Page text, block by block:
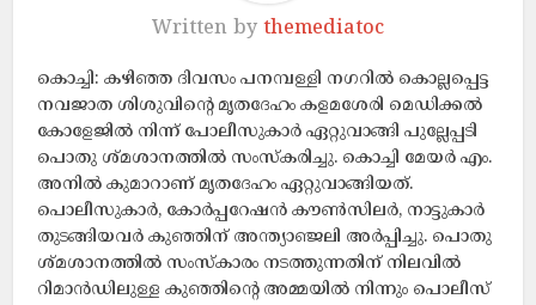
Written by themediatoc
കൊച്ചി: കഴിഞ്ഞ ദിവസം പനമ്പള്ളി നഗറിൽ കൊല്ലപ്പെട്ട
നവജാത ശിശുവിന്റെ മൃതദേഹം കളമശേരി മെഡിക്കൽ
കോളേജിൽ നിന്ന് പോലീസുകാർ ഏറ്റുവാങ്ങി പുല്ലേപ്പടി
പൊതു ശ്മശാനത്തിൽ സംസ്കരിച്ചു. കൊച്ചി മേയർ എം.
അനിൽ കുമാറാണ് മൃതദേഹം ഏറ്റുവാങ്ങിയത്.
പൊലീസുകാർ, കോർപ്പറേഷൻ കൗൺസിലർ, നാട്ടുകാർ
തുടങ്ങിയവർ കുഞ്ഞിന് അന്ത്യാഞ്ജലി അർപ്പിച്ചു. പൊതു
ശ്‌മശാനത്തിൽ സംസ്‌കാരം നടത്തുന്നതിന് നിലവിൽ
റിമാൻഡിലുള്ള കുഞ്ഞിന്റെ അമ്മയിൽ നിന്നും പൊലീസ്